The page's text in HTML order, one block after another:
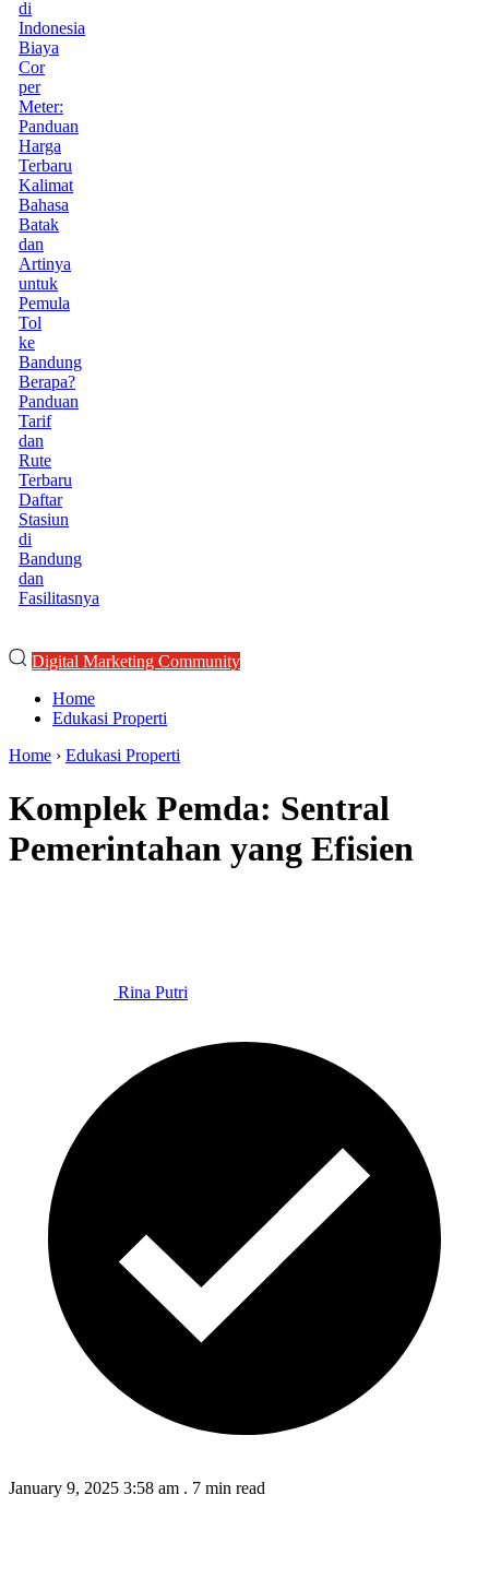
di
Indonesia
Biaya
Cor
per
Meter:
Panduan
Harga
Terbaru
Kalimat
Bahasa
Batak
dan
Artinya
untuk
Pemula
Tol
ke
Bandung
Berapa?
Panduan
Tarif
dan
Rute
Terbaru
Daftar
Stasiun
di
Bandung
dan
Fasilitasnya
Digital Marketing Community
Home
Edukasi Properti
Home › Edukasi Properti
Komplek Pemda: Sentral
Pemerintahan yang Efisien
Rina Putri
January 9, 2025 3:58 am . 7 min read